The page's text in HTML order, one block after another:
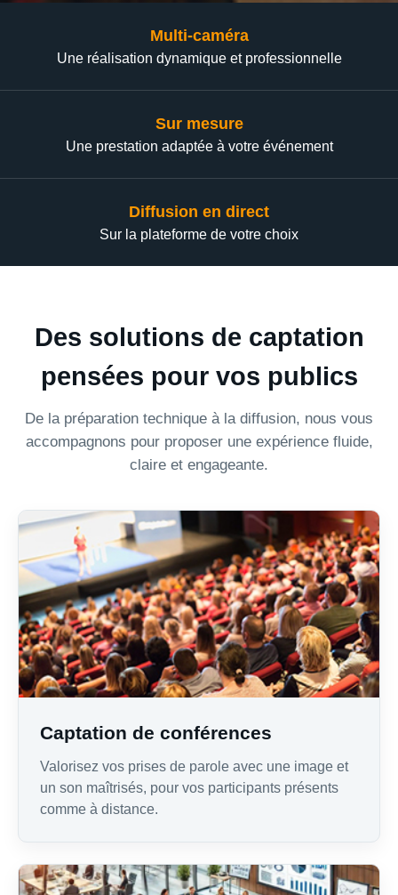
Multi-caméra
Une réalisation dynamique et professionnelle
Sur mesure
Une prestation adaptée à votre événement
Diffusion en direct
Sur la plateforme de votre choix
Des solutions de captation
pensées pour vos publics
De la préparation technique à la diffusion, nous vous
accompagnons pour proposer une expérience fluide,
claire et engageante.
Captation de conférences
Valorisez vos prises de parole avec une image et
un son maîtrisés, pour vos participants présents
comme à distance.